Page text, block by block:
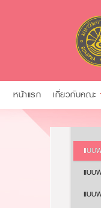
หน้าแรก เกี่ยวกับคณะ
แบบ
แบบ
แบบ